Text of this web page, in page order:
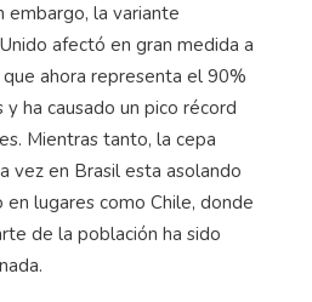
embargo, la variante
afectó en gran medida a
ahora representa el 90%
ha causado un pico récord
Mientras tanto, la cepa
vez en Brasil esta asolando
en lugares como Chile, donde
de la población ha sido